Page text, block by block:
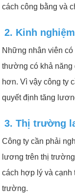
cách công bằng và
2. Kinh
Những nhân viên
thường có khả năng
hơn. Vì vậy công ty
quyết định tăng
3. Thị trường
Công ty cần phải
lương trên thị
cách hợp lý và cạnh
trường.